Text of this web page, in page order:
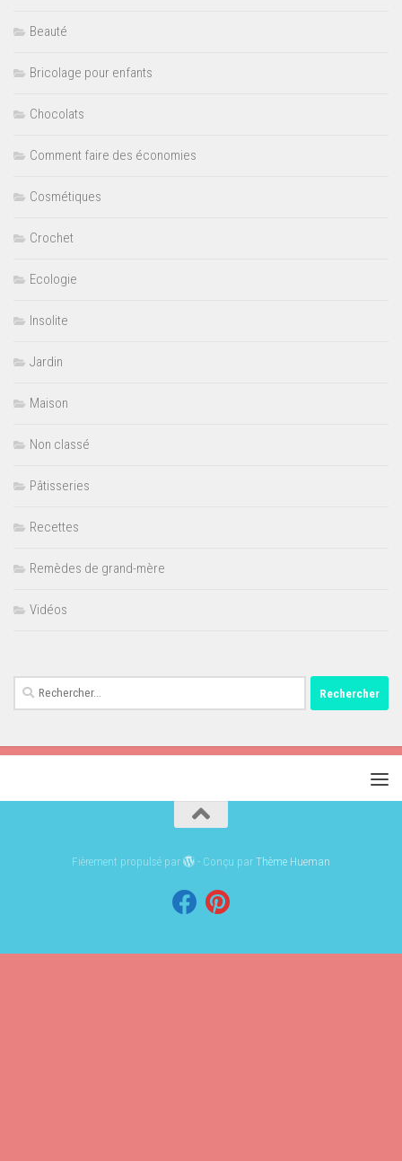
Beauté
Bricolage pour enfants
Chocolats
Comment faire des économies
Cosmétiques
Crochet
Ecologie
Insolite
Jardin
Maison
Non classé
Pâtisseries
Recettes
Remèdes de grand-mère
Vidéos
Rechercher :
Fièrement propulsé par - Conçu parThème Hueman